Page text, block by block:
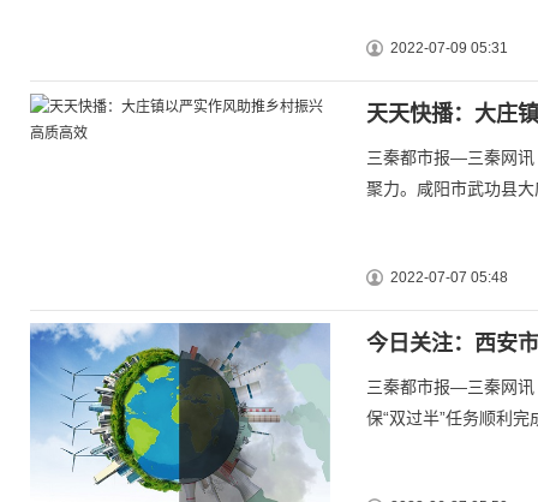
2022-07-09 05:31
天天快播：大庄
三秦都市报—三秦网讯
聚力。咸阳市武功县
2022-07-07 05:48
今日关注：西安
三秦都市报—三秦网讯
保“双过半”任务顺利